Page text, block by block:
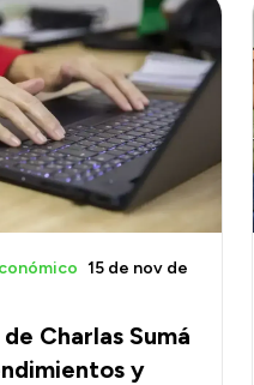
Charlas Sumá
y
15 de nov de